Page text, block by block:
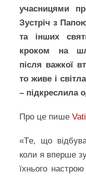
учасницями
Зустріч з
та інших
кроком на
після важкої
то живе і
– підкреслила
Про це пише
«Tе, що
коли я вперше
їхнього